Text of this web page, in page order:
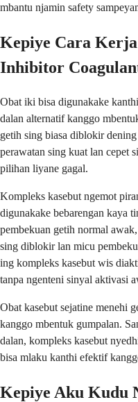
mbantu njamin safety
Kepiye Cara
Inhibitor
Obat iki bisa digunakake
dalan alternatif kanggo
getih sing biasa diblokir
perawatan sing kuat lan cepet
pilihan liyane gagal.
Kompleks kasebut ngemot
digunakake bebarengan kaya
pembekuan getih normal
sing diblokir lan micu
ing kompleks kasebut wis
tanpa ngenteni sinyal aktivasi
Obat kasebut sejatine menehi
kanggo mbentuk gumpalan.
dalan, kompleks kasebut
bisa mlaku kanthi efektif
Kepiye Aku Kudu